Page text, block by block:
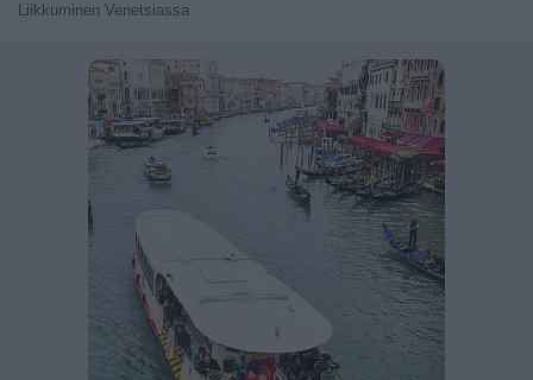
Liikkuminen Venetsiassa